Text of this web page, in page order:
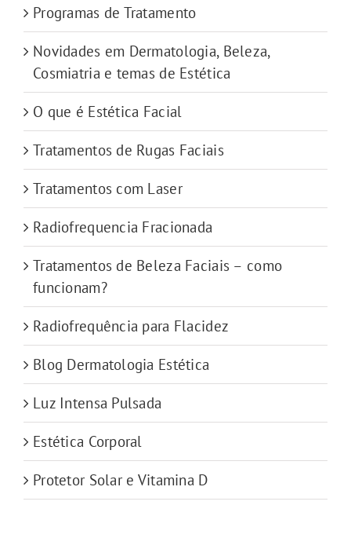
Programas de Tratamento
Novidades em Dermatologia, Beleza,
Cosmiatria e temas de Estética
O que é Estética Facial
Tratamentos de Rugas Faciais
Tratamentos com Laser
Radiofrequencia Fracionada
Tratamentos de Beleza Faciais – como
funcionam?
Radiofrequência para Flacidez
Blog Dermatologia Estética
Luz Intensa Pulsada
Estética Corporal
Protetor Solar e Vitamina D